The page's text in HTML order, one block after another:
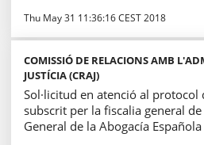
Thu May 31 11:36:16 CEST 2018
COMISSIÓ DE RELACIONS AMB
JUSTÍCIA (CRAJ)
Sol·licitud en atenció al
subscrit per la fiscalia general
General de la Abogacía Española